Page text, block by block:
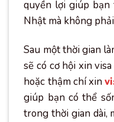
quyền lợi giúp
Nhật mà không
Sau một thời gian
sẽ có cơ hội xin
hoặc thậm chí xin
giúp bạn có thể
trong thời gian dài,